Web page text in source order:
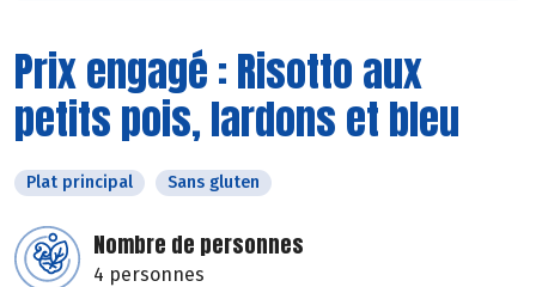
Prix engagé : Risotto aux
petits pois, lardons et bleu
Plat principal Sans gluten
Nombre de personnes
4 personnes